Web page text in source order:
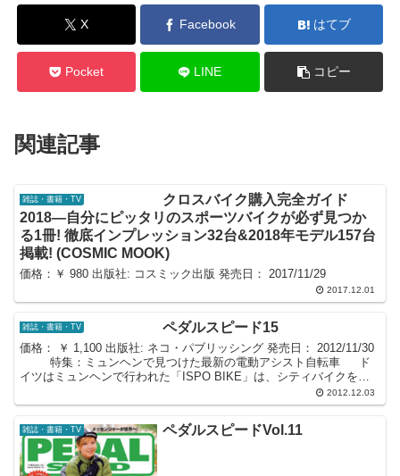
X Facebook はてブ
Pocket LINE コピー
関連記事
雑誌・書籍・TV
クロスバイク購入完全ガイド
2018―自分にピッタリのスポーツバイクが必ず見つか
る1冊! 徹底インプレッション32台&2018年モデル157台
掲載! (COSMIC MOOK)
価格：￥ 980 出版社: コスミック出版 発売日： 2017/11/29
2017.12.01
雑誌・書籍・TV ペダルスピード15
価格： ￥ 1,100 出版社: ネコ・パブリッシング 発売日： 2012/11/30
特集：ミュンヘンで見つけた最新の電動アシスト自転車 ド
イツはミュンヘンで行われた「ISPO BIKE」は、シティバイクをコ
2012.12.03
雑誌・書籍・TV ペダルスピードVol.11